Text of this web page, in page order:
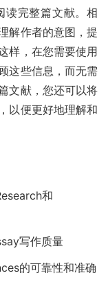
读完整篇文献。相
解作者的意图，提
样，在您需要使用
这些信息，而无需
文献，您还可以将
以便更好地理解和
和
写作质量
的可靠性和准确